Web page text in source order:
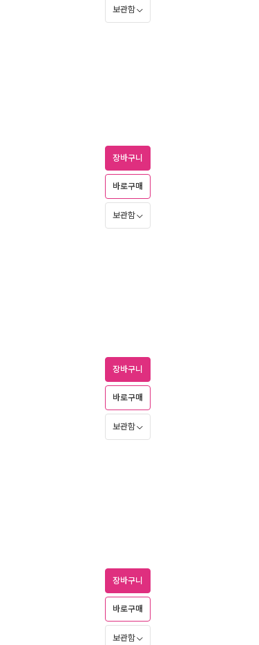
보관함
장바구니
바로구매
보관함
장바구니
바로구매
보관함
장바구니
바로구매
보관함